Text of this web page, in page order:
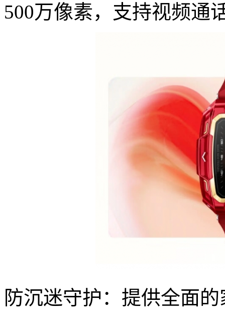
500万像素，支持视频通
防沉迷守护：提供全面